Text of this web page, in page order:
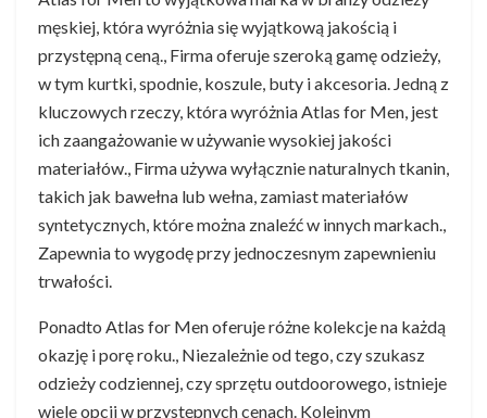
męskiej, która wyróżnia się wyjątkową jakością i
przystępną ceną., Firma oferuje szeroką gamę odzieży,
w tym kurtki, spodnie, koszule, buty i akcesoria. Jedną z
kluczowych rzeczy, która wyróżnia Atlas for Men, jest
ich zaangażowanie w używanie wysokiej jakości
materiałów., Firma używa wyłącznie naturalnych tkanin,
takich jak bawełna lub wełna, zamiast materiałów
syntetycznych, które można znaleźć w innych markach.,
Zapewnia to wygodę przy jednoczesnym zapewnieniu
trwałości.
Ponadto Atlas for Men oferuje różne kolekcje na każdą
okazję i porę roku., Niezależnie od tego, czy szukasz
odzieży codziennej, czy sprzętu outdoorowego, istnieje
wiele opcji w przystępnych cenach. Kolejnym